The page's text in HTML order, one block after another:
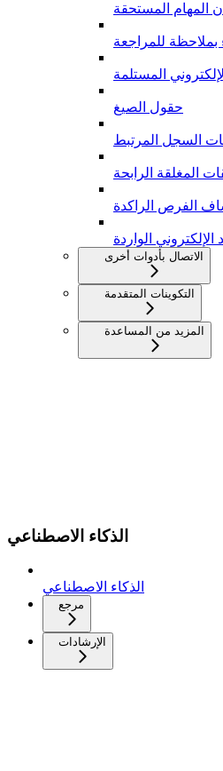
المهام المستحقة
بملاحظة للمراجعة
المستلمة
حقول الصيغ
السجل المرتبط
المغلقة الرابحة
الفرص الراكدة
الإلكتروني الواردة
الاتصال بأدوات أخرى
التكوينات المتقدمة
المزيد من المساعدة
الذكاء الاصطناعي
الذكاء الاصطناعي
مرجع
الإرشادات